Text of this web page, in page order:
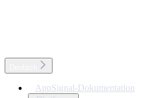
AppSignal-Dokumentation